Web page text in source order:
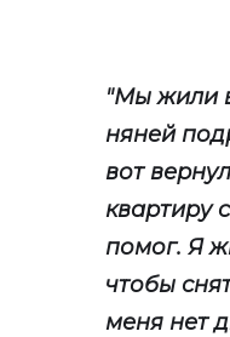
"Мы жили
няней
вот
квартиру
помог. Я
чтобы
меня нет